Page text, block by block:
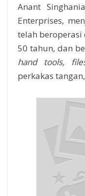
Anant
Enterprises,
telah beroperasi
50 tahun, dan
hand tools,
perkakas